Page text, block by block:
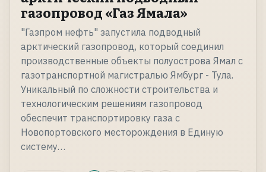
газопровод «Газ Ямала»
"Газпром нефть" запустила подводный
арктический газопровод, который соединил
производственные объекты полуострова Ямал с
газотранспортной магистралью Ямбург - Тула.
Уникальный по сложности строительства и
технологическим решениям газопровод
обеспечит транспортировку газа с
Новопортовского месторождения в Единую
систему…